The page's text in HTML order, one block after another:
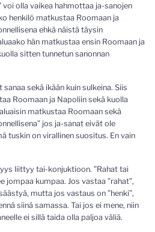
voi olla vaikea hahmottaa ja-sanojen
henkilö matkustaa Roomaan ja
ehkä näistä täysin
hän matkustaa ensin Roomaan ja
sitten tunnetun sanonnan
sekä ikään kuin sulkeina. Siis
Roomaan ja Napoliin sekä kuolla
matkustaa Roomaan sekä
jos ja-sanat eivät ole
tuskin on virallinen suositus. En vain
liittyy tai-konjuktioon. ”Rahat tai
jompaa kumpaa. Jos vastaa ”rahat”,
mutta jos vastaus on ”henki”,
siinä samassa. Tai jos ei mene, niin
ei sillä taida olla paljoa väliä.